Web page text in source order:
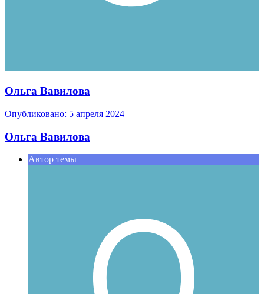
Ольга Вавилова
Опубликовано: 5 апреля 2024
Ольга Вавилова
Автор темы